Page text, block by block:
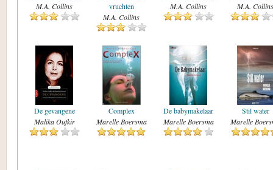
M.A. Collins
vruchten
M.A. Collins
M.A. Collins
M.A. Collins
De gevangene
Malika Oufkir
Complex
Marelle Boersma
De babymakelaar
Marelle Boersma
Stil water
Marelle